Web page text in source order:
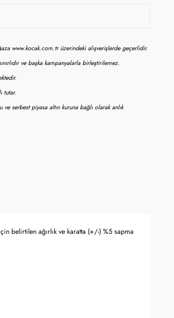
www.kocak.com.tr üzerindeki alışverişlerde geçerlidir.
ve başka kampanyalarla birleştirilemez.
tutar.
serbest piyasa altın kuruna bağlı olarak anlık
belirtilen ağırlık ve karatta (+/-) %5 sapma